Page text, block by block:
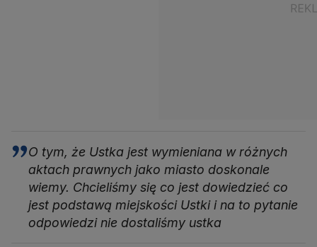
O tym, że Ustka jest wymieniana w różnych
aktach prawnych jako miasto doskonale
wiemy. Chcieliśmy się co jest dowiedzieć co
jest podstawą miejskości Ustki i na to pytanie
odpowiedzi nie dostaliśmy ustka